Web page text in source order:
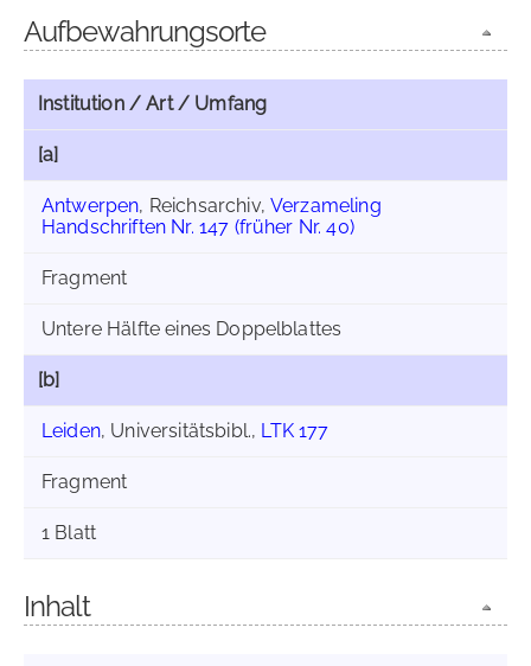
Aufbewahrungsorte
Institution / Art / Umfang
[a]
Antwerpen, Reichsarchiv,Verzameling
Handschriften Nr. 147 (früher Nr. 40)
Fragment
Untere Hälfte eines Doppelblattes
[b]
Leiden, Universitätsbibl., LTK 177
Fragment
1 Blatt
Inhalt